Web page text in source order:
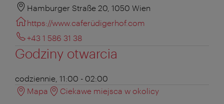
Hamburger Straße 20, 1050 Wien
https://www.caferüdigerhof.com
+43 1 586 31 38
Godziny otwarcia
codziennie, 11:00 - 02:00
Mapa
Ciekawe miejsca w okolicy